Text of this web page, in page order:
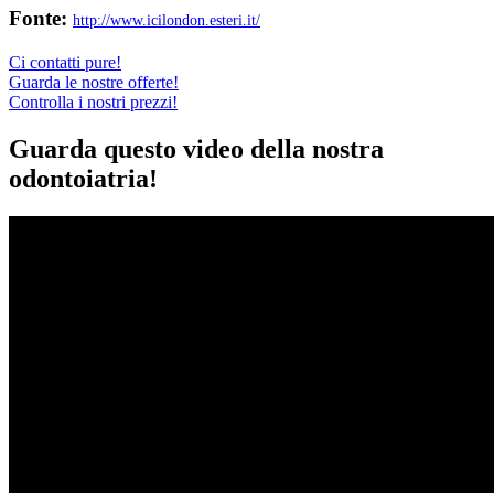
Fonte: http://www.icilondon.esteri.it/
Ci contatti pure!
Guarda le nostre offerte!
Controlla i nostri prezzi!
Guarda questo video della nostra
odontoiatria!